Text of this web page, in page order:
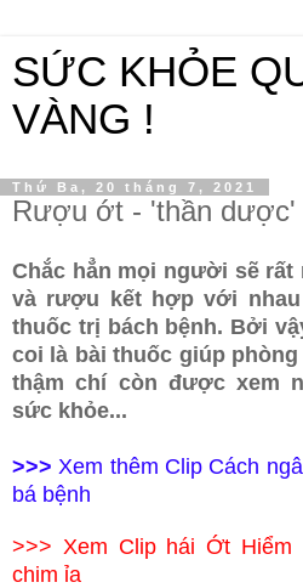
SỨC KHỎE
VÀNG !
Thứ Ba, 20 tháng 7, 2021
Rượu ớt - 'thần dược'
Chắc hẳn mọi người sẽ
và rượu kết hợp với
thuốc trị bách bệnh. Bởi
coi là bài thuốc giúp
thậm chí còn được xem
sức khỏe...
>>> Xem thêm Clip Cách
bá bệnh
>>> Xem Clip hái Ớt
chim ỉa